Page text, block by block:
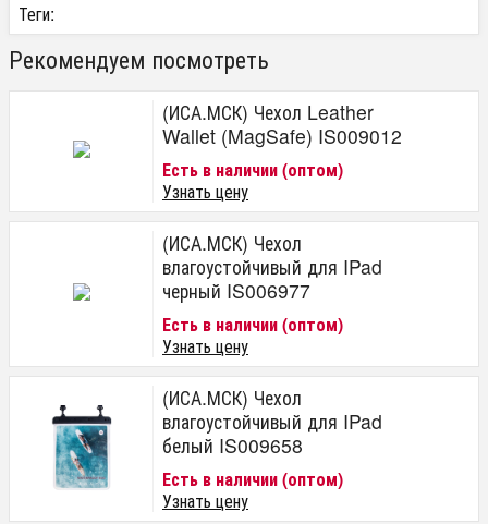
Теги:
Рекомендуем посмотреть
(ИСА.МСК) Чехол Leather
Wallet (MagSafe) IS009012
Есть в наличии (оптом)
Узнать цену
(ИСА.МСК) Чехол
влагоустойчивый для IPad
черный IS006977
Есть в наличии (оптом)
Узнать цену
(ИСА.МСК) Чехол
влагоустойчивый для IPad
белый IS009658
Есть в наличии (оптом)
Узнать цену